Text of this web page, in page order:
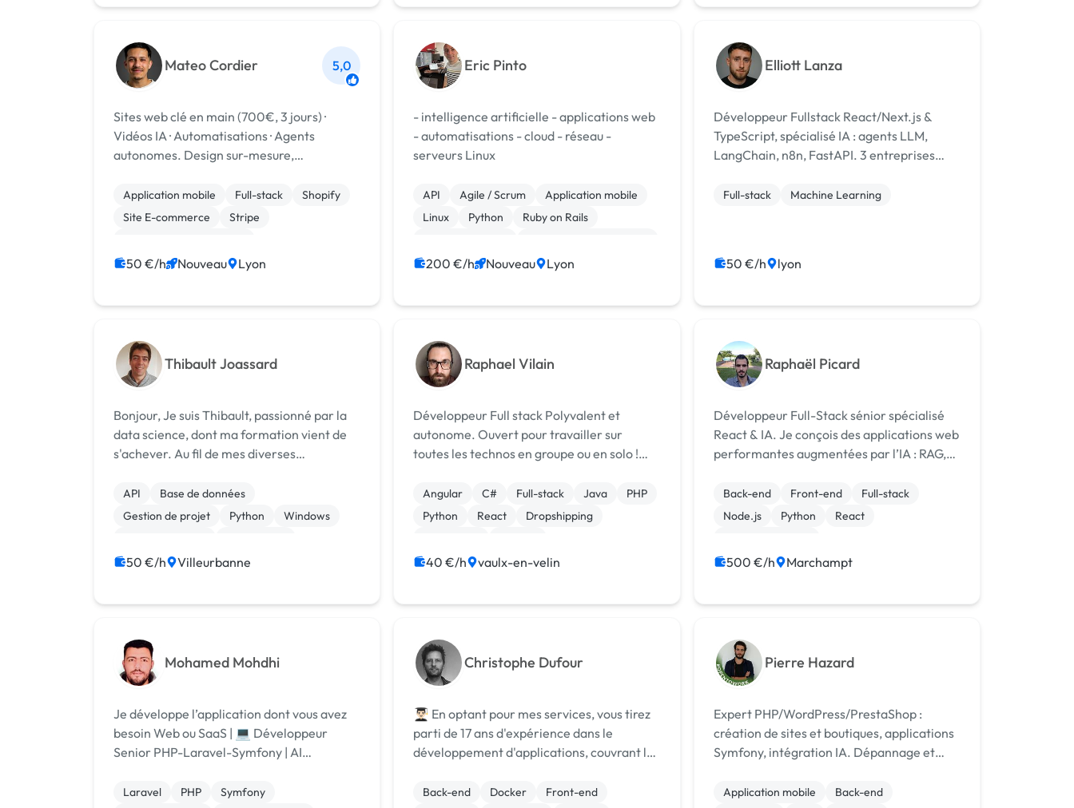
Mateo Cordier 5,0
Sites web clé en main (700€, 3 jours) ·
Vidéos IA · Automatisations · Agents
autonomes. Design sur-mesure,
TPE, artisans, BTP. Lyon & Jura.
Application mobile Full-stack
Shopify
Site E-commerce
Stripe
Création de site internet
50 €/h Nouveau Lyon
Eric Pinto
- intelligence artificielle - applications web
- automatisations - cloud - réseau -
serveurs Linux
API Agile / Scrum
Application mobile
Linux
Python
Ruby on Rails
Création de site internet
200 €/h Nouveau Lyon
Elliott Lanza
Développeur Fullstack React/Next.js &
TypeScript, spécialisé IA : agents LLM,
LangChain, n8n, FastAPI. 3 entreprises
OK.
Full-stack Machine Learning
50 €/h lyon
Thibault Joassard
Bonjour, Je suis Thibault, passionné par la
data science, dont ma formation vient de
s'achever. Au fil de mes diverses
mes connaissances et mon expérience
pour aider mes clients à atteindre leurs
API
Base de données
Gestion de projet
Python
Windows
50 €/h Villeurbanne
Raphael Vilain
Développeur Full stack Polyvalent et
autonome. Ouvert pour travailler sur
toutes les technos en groupe ou en solo !
sur mes avancées. Je connais énormément
d'outils softwares et IA pour fournir des r...
Angular C# Full-stack Java
PHP
Python
React
Dropshipping
40 €/h vaulx-en-velin
Raphaël Picard
Développeur Full-Stack sénior spécialisé
React & IA. Je conçois des applications web
performantes augmentées par l’IA : RAG,
architecture. Disponible en freelance ou
CDI. Vous avez une idée ambitieuse, u...
Back-end Front-end
Full-stack
Node.js
Python
React
Migration ou refonte de site
500 €/h Marchampt
Mohamed Mohdhi
Je développe l’application dont vous avez
besoin Web ou SaaS | 💻 Développeur
Senior PHP-Laravel-Symfony | AI
Laravel PHP
Symfony
Christophe Dufour
👨🏻‍🎓 En optant pour mes services, vous tirez
parti de 17 ans d'expérience dans le
développement d'applications, couvrant le
l'Intelligence Artificielle. ⭐️ Mon approche
Back-end Docker
Front-end
Pierre Hazard
Expert PHP/WordPress/PrestaShop :
création de sites et boutiques, applications
Symfony, intégration IA. Dépannage et
Application mobile
Back-end